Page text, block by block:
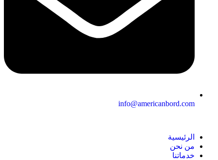
info@americanbord.com
الرئيسية
من نحن
خدماتنا